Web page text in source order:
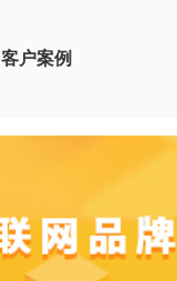
客户案例